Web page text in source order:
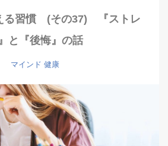
る習慣 (その37) 『ストレ
と『後悔』の話
マインド 健康